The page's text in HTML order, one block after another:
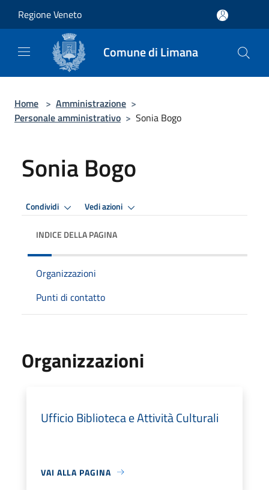
Regione Veneto
Comune di Limana
Home > Amministrazione >
Personale amministrativo > Sonia Bogo
Sonia Bogo
Condividi Vedi azioni
INDICE DELLA PAGINA
Organizzazioni
Punti di contatto
Organizzazioni
Ufficio Biblioteca e Attività Culturali
VAI ALLA PAGINA